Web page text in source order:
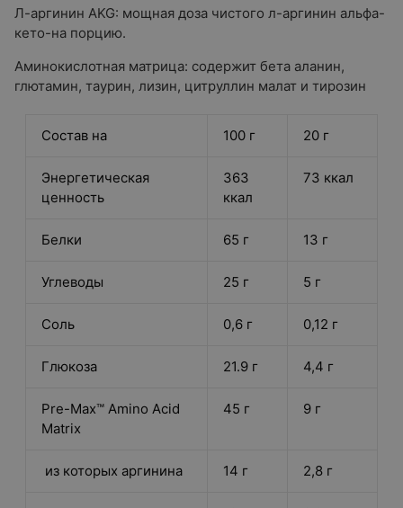
Л-аргинин AKG: мощная доза чистого л-аргинин альфа-
кето-на порцию.
Аминокислотная матрица: содержит бета аланин,
глютамин, таурин, лизин, цитруллин малат и тирозин
Состав на 100 г 20 г
Энергетическая
ценность
363
ккал
73 ккал
Белки 65 г 13 г
Углеводы 25 г 5 г
Соль 0,6 г 0,12 г
Глюкоза 21.9 г 4,4 г
Pre-Max™ Amino Acid
Matrix
45 г 9 г
из которых аргинина 14 г 2,8 г